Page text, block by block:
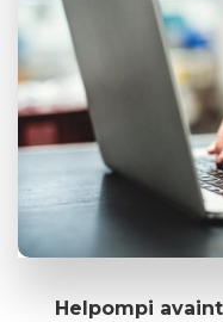
Helpompi